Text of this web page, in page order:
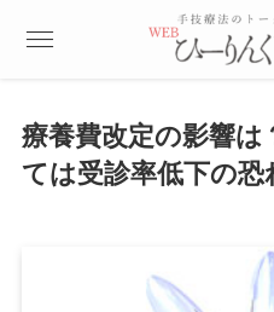
療養費改定の影響は
ては受診率低下の恐